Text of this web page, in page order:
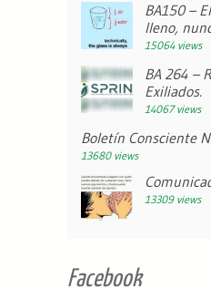
BA150 –
lleno,
15064 views
BA 264 –
Exiliados.
14067 views
Boletín Consciente
13680 views
13309 views
Facebook